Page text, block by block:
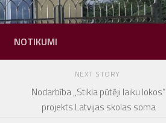
NOTIKUMI
NEXT STORY
Nodarbība ,,Stikla pūtēji laiku lokos”
projekts Latvijas skolas soma